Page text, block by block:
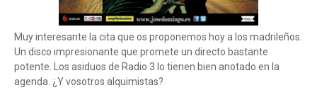
Muy interesante la cita que os proponemos hoy a los madrileños.
Un disco impresionante que promete un directo bastante
potente. Los asiduos de Radio 3 lo tienen bien anotado en la
agenda. ¿Y vosotros alquimistas?